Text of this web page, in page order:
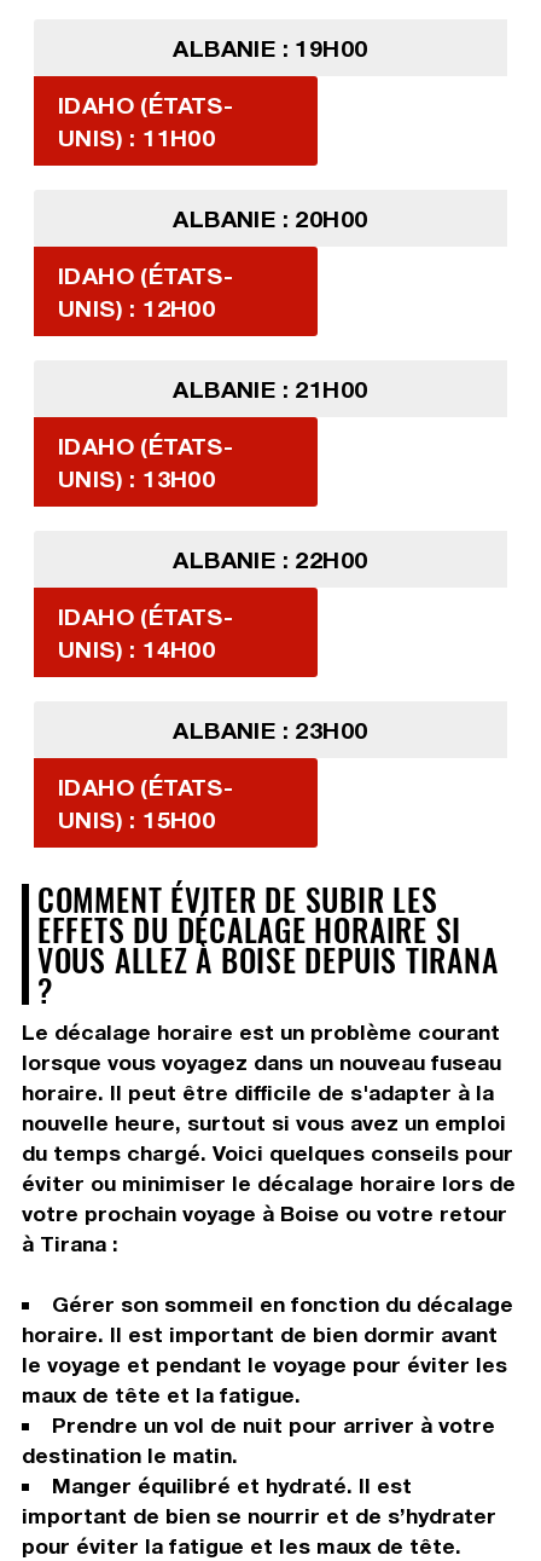
ALBANIE : 19H00
IDAHO (ÉTATS-
UNIS) : 11H00
ALBANIE : 20H00
IDAHO (ÉTATS-
UNIS) : 12H00
ALBANIE : 21H00
IDAHO (ÉTATS-
UNIS) : 13H00
ALBANIE : 22H00
IDAHO (ÉTATS-
UNIS) : 14H00
ALBANIE : 23H00
IDAHO (ÉTATS-
UNIS) : 15H00
COMMENT ÉVITER DE SUBIR LES
EFFETS DU DÉCALAGE HORAIRE SI
VOUS ALLEZ À BOISE DEPUIS TIRANA
?
Le décalage horaire est un problème courant
lorsque vous voyagez dans un nouveau fuseau
horaire. Il peut être difficile de s'adapter à la
nouvelle heure, surtout si vous avez un emploi
du temps chargé. Voici quelques conseils pour
éviter ou minimiser le décalage horaire lors de
votre prochain voyage à Boise ou votre retour
à Tirana :
Gérer son sommeil en fonction du décalage
horaire. Il est important de bien dormir avant
le voyage et pendant le voyage pour éviter les
maux de tête et la fatigue.
Prendre un vol de nuit pour arriver à votre
destination le matin.
Manger équilibré et hydraté. Il est
important de bien se nourrir et de s’hydrater
pour éviter la fatigue et les maux de tête.